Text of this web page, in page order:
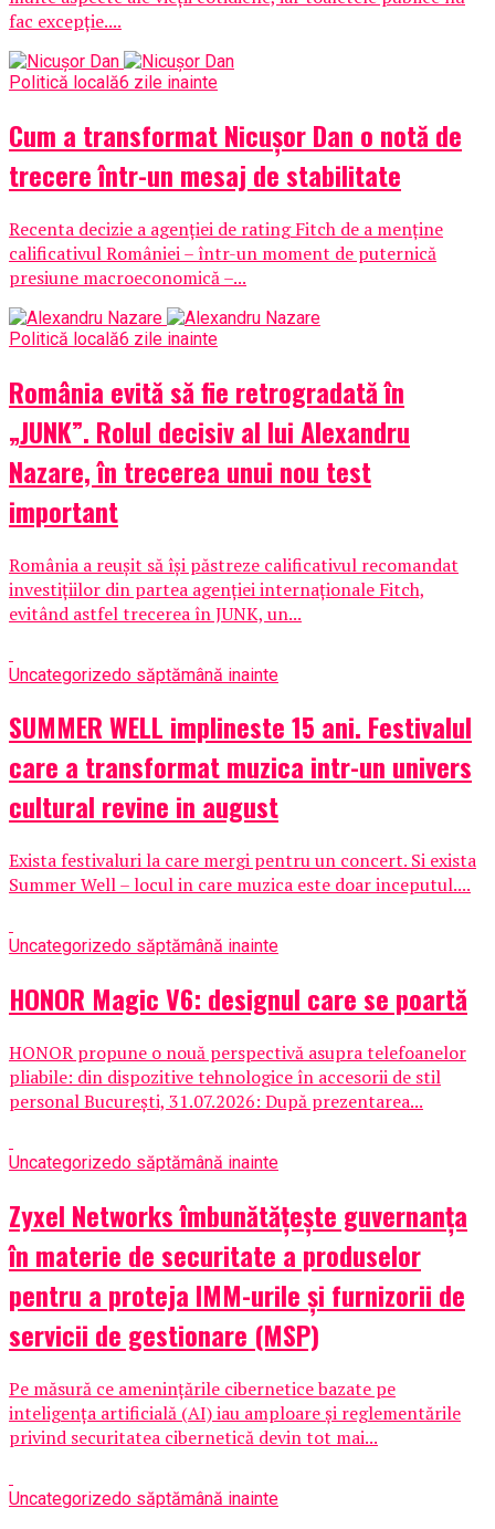
fac excepție....
Politică locală6 zile inainte
Cum a transformat Nicușor Dan o notă de
trecere într-un mesaj de stabilitate
Recenta decizie a agenției de rating Fitch de a menține
calificativul României – într-un moment de puternică
presiune macroeconomică –...
Politică locală6 zile inainte
România evită să fie retrogradată în
„JUNK”. Rolul decisiv al lui Alexandru
Nazare, în trecerea unui nou test
important
România a reușit să își păstreze calificativul recomandat
investițiilor din partea agenției internaționale Fitch,
evitând astfel trecerea în JUNK, un...
Uncategorizedo săptămână inainte
SUMMER WELL implineste 15 ani. Festivalul
care a transformat muzica intr-un univers
cultural revine in august
Exista festivaluri la care mergi pentru un concert. Si exista
Summer Well – locul in care muzica este doar inceputul....
Uncategorizedo săptămână inainte
HONOR Magic V6: designul care se poartă
HONOR propune o nouă perspectivă asupra telefoanelor
pliabile: din dispozitive tehnologice în accesorii de stil
personal București, 31.07.2026: După prezentarea...
Uncategorizedo săptămână inainte
Zyxel Networks îmbunătățește guvernanța
în materie de securitate a produselor
pentru a proteja IMM-urile și furnizorii de
servicii de gestionare (MSP)
Pe măsură ce amenințările cibernetice bazate pe
inteligența artificială (AI) iau amploare și reglementările
privind securitatea cibernetică devin tot mai...
Uncategorizedo săptămână inainte